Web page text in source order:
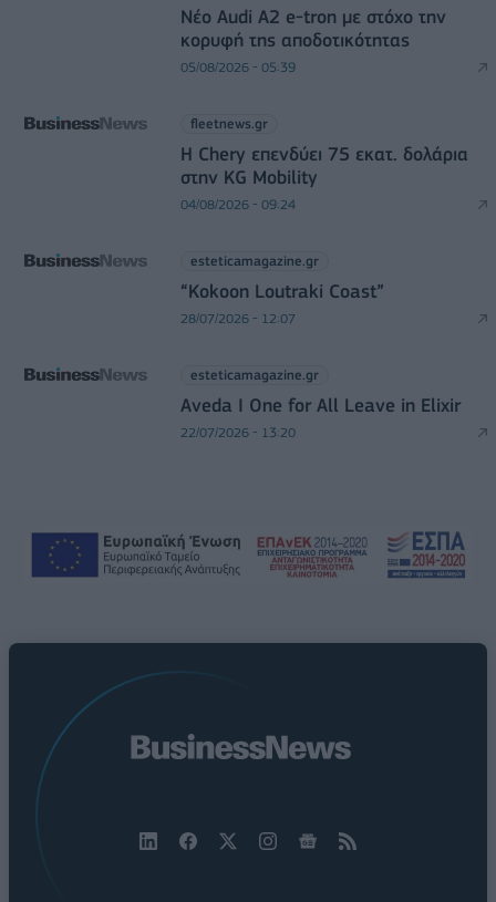
Νέο Audi A2 e-tron με στόχο την
κορυφή της αποδοτικότητας
05/08/2026 - 05:39
fleetnews.gr
Η Chery επενδύει 75 εκατ. δολάρια
στην KG Mobility
04/08/2026 - 09:24
esteticamagazine.gr
“Kokoon Loutraki Coast”
28/07/2026 - 12:07
esteticamagazine.gr
Aveda I One for All Leave in Elixir
22/07/2026 - 13:20